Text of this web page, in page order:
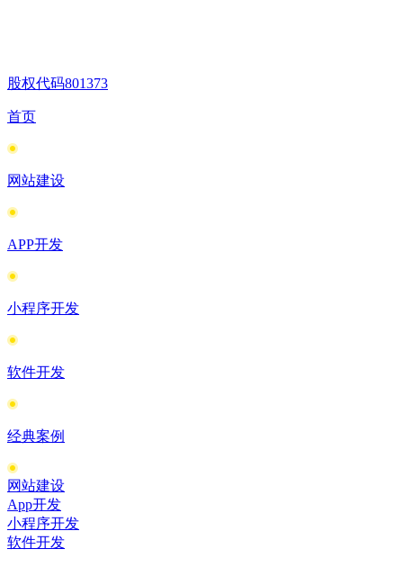
股权代码801373
首页
网站建设
APP开发
小程序开发
软件开发
经典案例
网站建设
App开发
小程序开发
软件开发